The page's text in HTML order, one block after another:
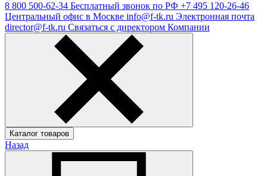
8 800 500-62-34 Бесплатный звонок по РФ +7 495 120-26-46
Центральный офис в Москве info@f-tk.ru Электронная почта
director@f-tk.ru Связаться с директором Компании
Каталог товаров
Назад